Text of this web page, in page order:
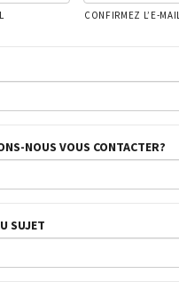
CONFIRMEZ L’E-MAIL
NOUS VOUS CONTACTER?
SUJET